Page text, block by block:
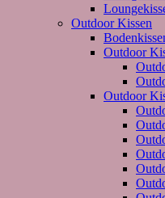
Outdoor Kissen
Outdoor
Outdoor